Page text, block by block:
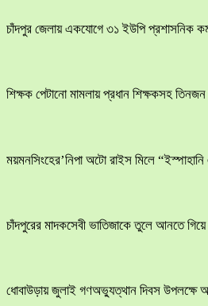
চাঁদপুর জেলায় একযোগে ৩১ ইউপি প্রশাসনিক
শিক্ষক পেটানো মামলায় প্রধান শিক্ষকসহ
ময়মনসিংহের’নিপা অটো রাইস মিলে
চাঁদপুরের মাদকসেবী ভাতিজাকে তুলে আনতে গিয়ে
ধোবাউড়ায় জুলাই গণঅভ্যুত্থান দিবস উপলক্ষে